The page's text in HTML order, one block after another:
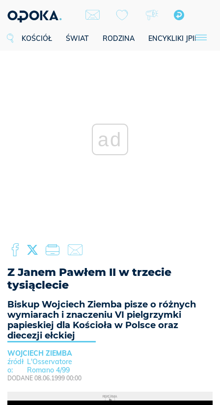
KOŚCIÓŁ ŚWIAT RODZINA ENCYKLIKI JPII
ad
Z Janem Pawłem II w trzecie
tysiąclecie
Biskup Wojciech Ziemba pisze o różnych
wymiarach i znaczeniu VI pielgrzymki
papieskiej dla Kościoła w Polsce oraz
diecezji ełckiej
WOJCIECH ZIEMBA
L'Osservatore
Romano 4/99
DODANE 08.06.1999 00:00
REKLAMA